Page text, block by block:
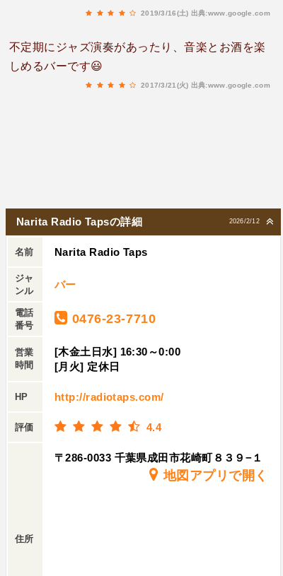
2019/3/16(土) 出典:www.google.com
不定期にジャズ演奏があったり、音楽とお酒を楽
しめるバーです😃
2017/3/21(火) 出典:www.google.com
2026/2/12
Narita Radio Tapsの詳細
名前 Narita Radio Taps
ジャ
ンル
バー
電話
番号
0476-23-7710
営業
時間
[木金土日水] 16:30～0:00
[月火] 定休日
HP http://radiotaps.com/
評価 4.4
住所
〒286-0033 千葉県成田市花崎町８３９−１
地図アプリで開く